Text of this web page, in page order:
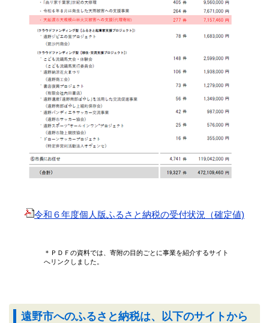
令和６年度個人版ふるさと納税の受付状況（確定値)
＊ＰＤＦの資料では、寄附の目的ごとに事業を紹介するサイト
へリンクしました。
遠野市へのふるさと納税は、以下のサイトから